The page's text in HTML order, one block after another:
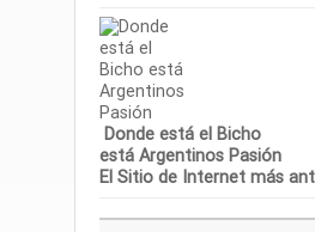
Donde está el Bicho
está Argentinos Pasión
El Sitio de Internet más